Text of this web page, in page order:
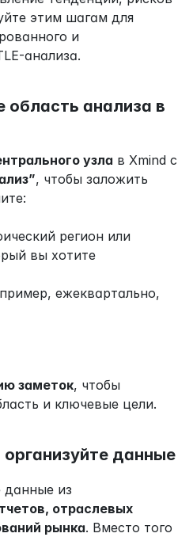
этим шагам для
и
анализа.
область анализа в
узла в Xmind с
, чтобы заложить
регион или
вы хотите
ежеквартально,
заметок, чтобы
и ключевые цели.
данные
отраслевых
рынка. Вместо того